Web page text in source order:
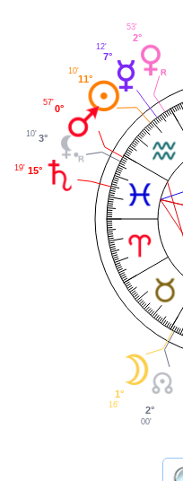
2°
53'
7°
12'
11°
10'
0°
57'
3°
10'
15°
19'
1°
16' 2°
00'